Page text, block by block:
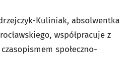
Kuliniak, absolwentka
współpracuje z
społeczno-